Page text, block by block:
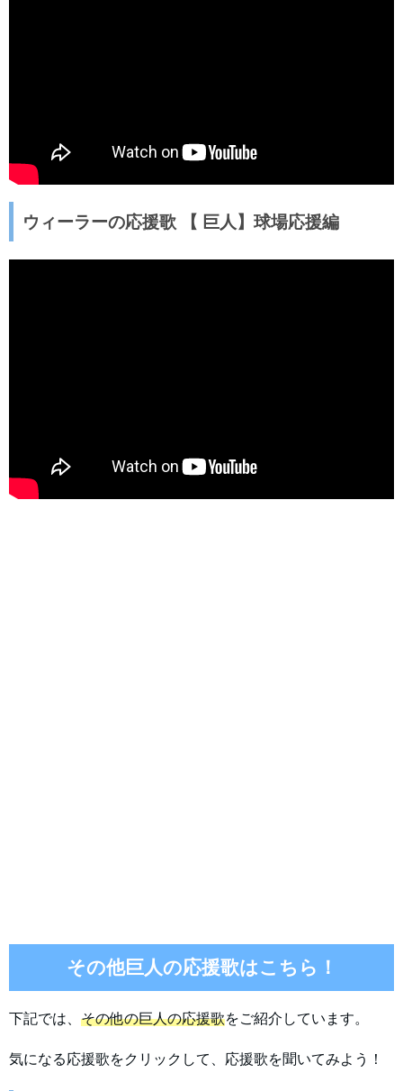
ウィーラーの応援歌 【 巨人】球場応援編
その他巨人の応援歌はこちら！
下記では、 その他の巨人の応援歌をご紹介しています。
気になる応援歌をクリックして、応援歌を聞いてみよう！